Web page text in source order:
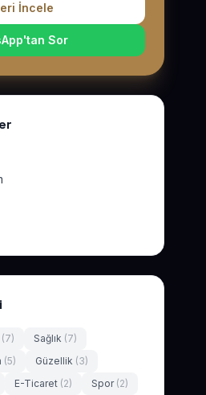
İncele
Sor
(7) Sağlık (7)
(5) Güzellik (3)
E-Ticaret (2) Spor (2)